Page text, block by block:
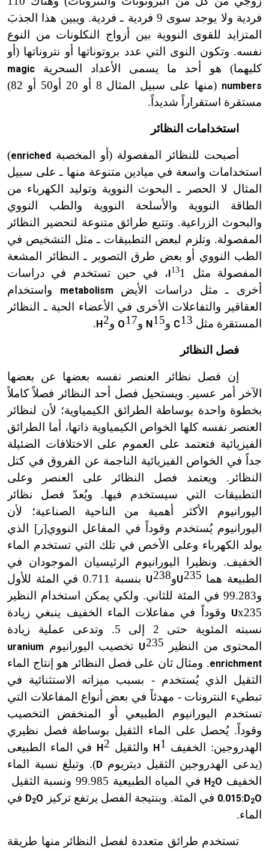
فردية ولا يوجد سوى 9 فردية ـ فردية. ويبين هذا الجذبَ
المتزايد للقوى النووية بين أزواج النكلونات من النوع
نفسه. وتكون النوى التي عدد بروتوناتها أو نتروناتها (أو
كليهما) هو أحد ما يسمى الأعداد السحرية magic
numbers
(منها على سبيل المثال 8 أو 20 أو50 أو 82)
مستقرة استقراراً شديداً.
استخدامات النظائر
أصبحت للنظائر المفصولة (أو المخصبة enriched
)
استخدامات واسعة في ميادين متنوعة منها ـ على سبيل
المثال لا الحصر ـ البحوث النووية وتوليد الكهرباء من
الطاقة النووية والأسلحة النووية والطب النووي
والبحوث الزراعية. وتتبع طرائق متنوعة لتحضير النظائر
المفصولة. وتلزم لبعض التطبيقات ـ مثل التشخيص في
الطب النووي أو بعض طرق التصوير ـ النظائر المشعة
المفصولة مثل
131
، في حين تستخدم في دراسات
أخرى ـمثل دراسات الأيض metabolism
واستخدام
العقاقير والتفاعلات الأخرى في الأعضاء الحية ـ النظائر
المستقرة مثل 13
C و15
N و17
O و2
H
.
فصل النظائر
إن فصل نظائر العنصر نفسه بعضها عن بعضها
الآخر أمر عسير. ويستحيل فصل أحد النظائر فصلاً كاملاً
بخطوة واحدة بوساطة الطرائق الكيمياوية؛ لأن لنظائر
العنصر نفسه كلها الخواص الكيمياوية ذاتها، أما الطرائق
الفيزيائية فتعتمد على العموم على الاختلافات الضئيلة
جداً في الخواص الفيزيائية الناجمة عن الفروق في كتل
النظائر. ويعتمد فصل النظائر على العنصر وعلى
التطبيقات التي سيستخدم فيها. ويُعدّ فصل نظائر
اليورانيوم الأكثر أهمية من الناحية الصناعية؛ لأن
اليورانيوم يُستخدم وقوداً في المفاعل النووي[ر] الذي
يولد الكهرباء وعلى الأخص في تلك التي تستخدم الماء
الخفيف. ونظيرا اليورانيوم الرئيسيان الموجودان في
الطبيعة هما 235
Uو238
U
بنسبة 0.711 في المئة للأول
و99.283 في المئة للثاني. ولكي يمكن استخدام النظير
x235
U وقوداً في مفاعلات الماء الخفيف ينبغي زيادة
نسبته المئوية حتى 2 إلى 5. وتدعى عملية زيادة
المحتوى من النظير 235
U تخصيب اليورانيوم uranium
enrichment. ومثال ثان على فصل النظائر هو إنتاج الماء
الثقيل الذي يُستخدم - بسبب ميزاته الاستثنائية في
تبطيء النترونات - مهدئاً في بعض أنواع المفاعلات التي
تستخدم اليورانيوم الطبيعي أو المنخفض التخصيب
وقوداً. يُحصل على الماء الثقيل بوساطة فصل نظيري
الهدروجين: الخفيف 1
H والثقيل 2
H
في الماء الطبيعى
(يدعى الهدروجين الثقيل ديتريوم D). وتبلغ نسبة الماء
الخفيف
H 2O في المياه الطبيعية 99.985 ونسبة الثقيل
0.015:D2O في المئة. وبنتيجة الفصل يرتفع تركيز D2O
في
الماء.
تستخدم طرائق متعددة لفصل النظائر منها طريقة